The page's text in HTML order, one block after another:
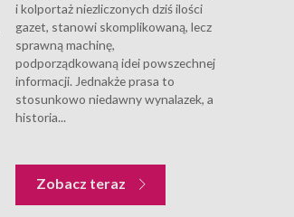
i kolportaż niezliczonych dziś ilości
gazet, stanowi skomplikowaną, lecz
sprawną machinę,
podporządkowaną idei powszechnej
informacji. Jednakże prasa to
stosunkowo niedawny wynalazek, a
historia...
Zobacz teraz